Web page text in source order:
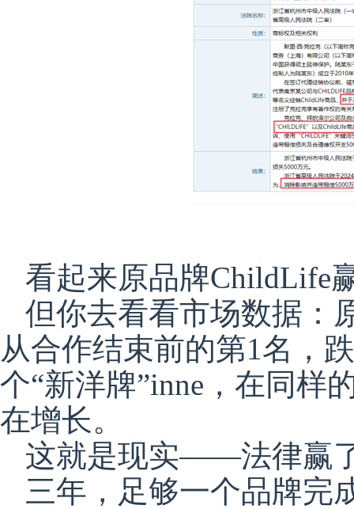
看起来原品牌ChildLife
但你去看看市场数据：
从合作结束前的第1名，
个“新洋牌”inne，在同样
在增长。
这就是现实——法律赢
三年，足够一个品牌完